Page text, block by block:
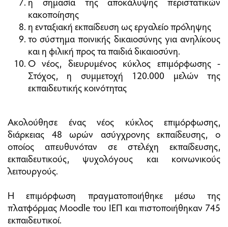
κακοποίησης
η ενταξιακή εκπαίδευση ως εργαλείο πρόληψης
το σύστημα ποινικής δικαιοσύνης για ανηλίκους
και η φιλική προς τα παιδιά δικαιοσύνη.
Ο νέος, διευρυμένος κύκλος επιμόρφωσης -
Στόχος, η συμμετοχή 120.000 μελών της
εκπαιδευτικής κοινότητας
Ακολούθησε ένας νέος κύκλος επιμόρφωσης,
διάρκειας 48 ωρών ασύγχρονης εκπαίδευσης, ο
οποίος απευθυνόταν σε στελέχη εκπαίδευσης,
εκπαιδευτικούς, ψυχολόγους και κοινωνικούς
λειτουργούς.
Η επιμόρφωση πραγματοποιήθηκε μέσω της
πλατφόρμας Moodle του ΙΕΠ και πιστοποιήθηκαν 745
εκπαιδευτικοί.